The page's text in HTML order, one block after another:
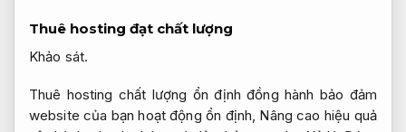
Thuê hosting đạt chất lượng
Khảo sát.
Thuê hosting chất lượng ổn định đồng hành bảo đảm
website của bạn hoạt động ổn định, Nâng cao hiệu quả